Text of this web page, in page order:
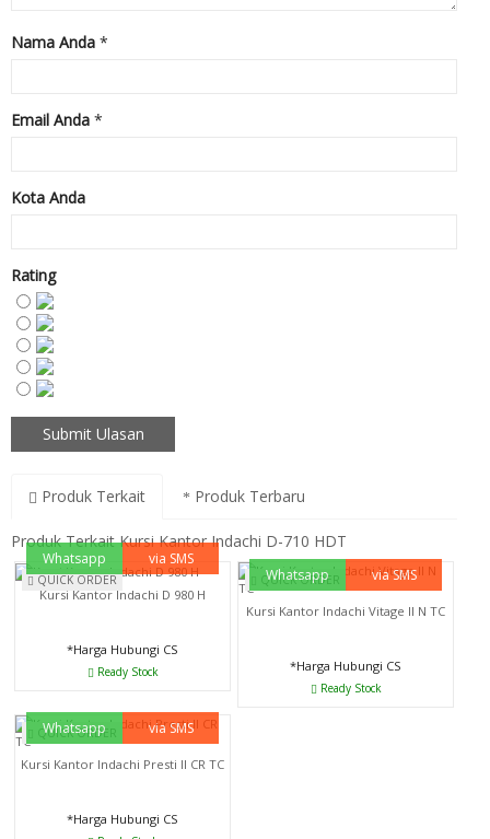
Nama Anda *
Email Anda *
Kota Anda
Rating
Produk Terkait Produk Terbaru
Produk Terkait Kursi Kantor Indachi D-710 HDT
QUICK ORDER
Whatsapp via SMS
Kursi Kantor Indachi D 980 H
*Harga Hubungi CS
Ready Stock
QUICK ORDER
Whatsapp via SMS
Kursi Kantor Indachi Vitage II N TC
*Harga Hubungi CS
Ready Stock
QUICK ORDER
Whatsapp via SMS
Kursi Kantor Indachi Presti II CR TC
*Harga Hubungi CS